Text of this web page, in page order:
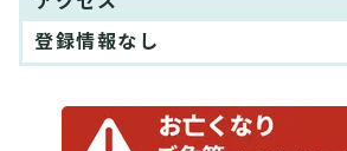
登録情報なし